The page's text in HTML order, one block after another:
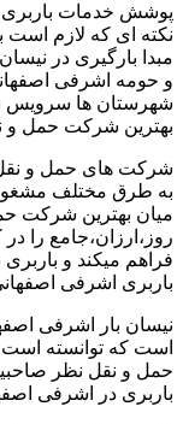
پوشش خدمات باربری
نکته ای که لازم است
مبدا بارگیری در
و حومه اشرفی
شهرستان ها سرویس
بهترین شرکت حمل و
شرکت های حمل و نقل
به طرق مختلف مشغول
میان بهترین شرکت
روز،ارزان،جامع را
فراهم میکند و
باربری اشرفی
نیسان بار اشرفی
است که توانسته است
حمل و نقل نظر
باربری در اشرفی